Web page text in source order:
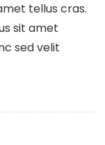
tellus cras.
sit amet
sed velit